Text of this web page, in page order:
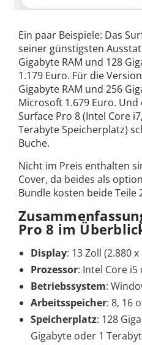
Ein paar Beispiele: Das
seiner günstigsten
Gigabyte RAM und 128
1.179 Euro. Für die
Gigabyte RAM und 256
Microsoft 1.679 Euro.
Surface Pro 8 (Intel Core
Terabyte Speicherplatz)
Buche.
Nicht im Preis enthalten
Cover, da beides als
Bundle kosten beide Teile
Pro 8 im
Display: 13 Zoll (2.880
Prozessor: Intel Core
Betriebssystem:
Arbeitsspeicher: 8, 16
Speicherplatz: 128
Gigabyte oder 1